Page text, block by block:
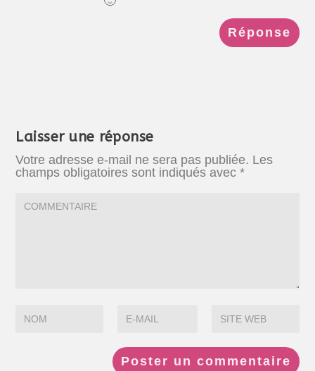
Réponse
Laisser une réponse
Votre adresse e-mail ne sera pas publiée. Les
champs obligatoires sont indiqués avec*